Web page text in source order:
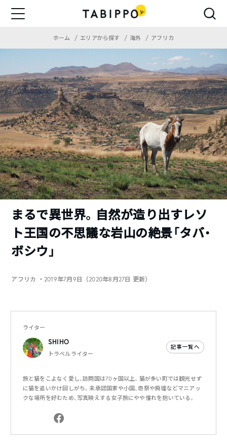
ホーム エリアから探す 海外 アフリカ
まるで異世界。自然が造り出すレソ
ト王国の不思議な岩山の絶景「タバ・
ボシウ」
アフリカ ・2019年7月9日（2020年8月27日 更新）
ライター
SHIHO
トラベルライター
記事一覧へ
旅と猫をこよなく愛し、訪問国は70ヶ国以上。猫が多い町では観光せず
に猫を追いかけ回しがち。未承認国家や小国、奇祭や廃墟などマニアッ
クな場所を好むため、写真映えする女子旅にやや憧れを抱いている。